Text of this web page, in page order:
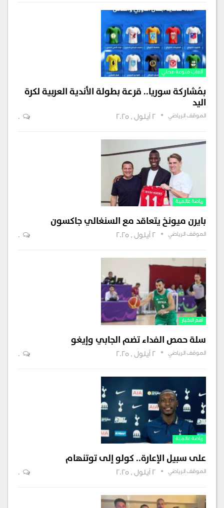
ألعاب منوعة محلي
بمُشاركة سوريا.. قرعة بطولة الأندية العربية لكرة
اليد
الموقف الرياضي 0
رياضة عالمية
بايرن ميونخ يتعاقد مع السنغالي جاكسون
الموقف الرياضي 0
اهم الاخبار
سلة حمص الفداء تضم الجابي وإيغو
الموقف الرياضي 0
رياضة عالمية
على سبيل الإعارة.. كولو إلى توتنهام
الموقف الرياضي 0